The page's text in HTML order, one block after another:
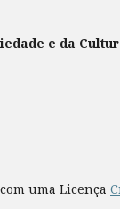
e da
uma Licença